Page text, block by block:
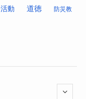
動 道徳 防災教